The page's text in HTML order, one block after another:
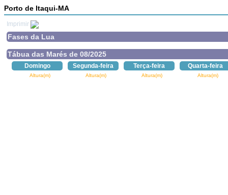
Porto de Itaqui-MA
Imprimir
Fases da Lua
Tábua das Marés de 08/2025
Domingo Segunda-feira Terça-feira Quarta-feira
Altura(m) Altura(m) Altura(m) Altura(m)